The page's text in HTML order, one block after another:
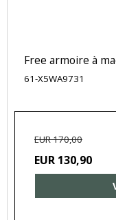
Free armoire à
61-X5WA9731
EUR 170,00
EUR 130,90